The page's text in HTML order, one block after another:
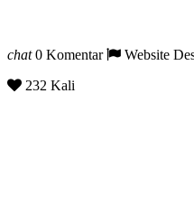
chat0 Komentar
Website
232 Kali